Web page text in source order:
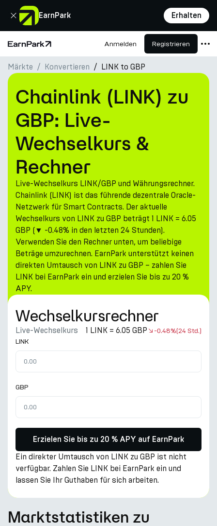
EarnPark Erhalten
Schließen
Startseite Anmelden Registrieren
Produkte
Märkte
Rechner
PARK Token
Ressourcen
Unternehmen
Märkte Konvertieren LINK to GBP
Chainlink (LINK) zu
GBP: Live-
Wechselkurs &
Rechner
Live-Wechselkurs LINK/GBP und Währungsrechner.
Chainlink (LINK) ist das führende dezentrale Oracle-
Netzwerk für Smart Contracts. Der aktuelle
Wechselkurs von LINK zu GBP beträgt 1 LINK = 6.05
GBP (▼ -0.48% in den letzten 24 Stunden).
Verwenden Sie den Rechner unten, um beliebige
Beträge umzurechnen. EarnPark unterstützt keinen
direkten Umtausch von LINK zu GBP – zahlen Sie
LINK bei EarnPark ein und erzielen Sie bis zu 20 %
APY.
Wechselkursrechner
Live-Wechselkurs 1 LINK = 6.05 GBP -0.48%(24 Std.)
LINK
GBP
Erzielen Sie bis zu 20 % APY auf EarnPark
Ein direkter Umtausch von LINK zu GBP ist nicht
verfügbar. Zahlen Sie LINK bei EarnPark ein und
lassen Sie Ihr Guthaben für sich arbeiten.
Marktstatistiken zu